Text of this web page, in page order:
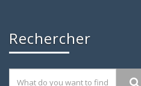
Rechercher